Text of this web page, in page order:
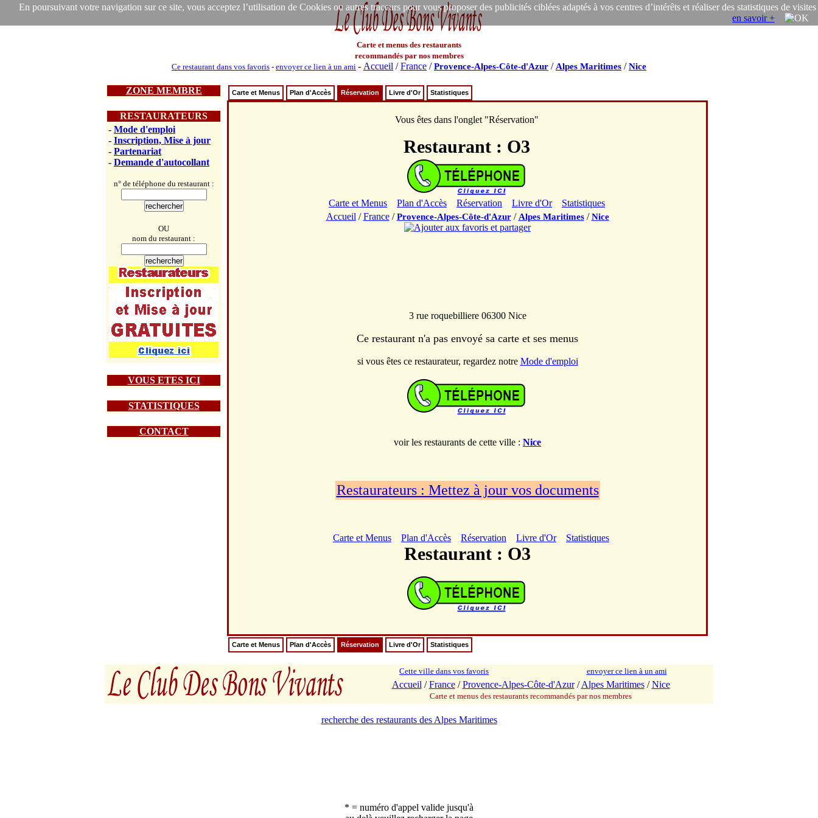
En poursuivant votre navigation sur ce site, vous acceptez l’utilisation de Cookies ou autres traceurs pour vous proposer des publicités ciblées adaptés à vos centres d’intérêts et réaliser des statistiques de visites
en savoir +
Carte et menus des restaurants
recommandés par nos membres
Ce restaurant dans vos favoris - envoyer ce lien à un ami - Accueil /France /Provence-Alpes-Côte-d'Azur / Alpes Maritimes /Nice
ZONE MEMBRE
RESTAURATEURS
- Mode d'emploi
- Inscription, Mise à jour
- Partenariat
- Demande d'autocollant
n° de téléphone du restaurant :
OU
nom du restaurant :
VOUS ETES ICI
STATISTIQUES
CONTACT
Carte et Menus Plan d'Accès Réservation Livre d'Or Statistiques
Vous êtes dans l'onglet "Réservation"
Restaurant : O3
Carte et Menus Plan d'Accès Réservation Livre d'Or
Statistiques
Accueil /France/Provence-Alpes-Côte-d'Azur/ Alpes Maritimes/Nice
3 rue roquebilliere 06300 Nice
Ce restaurant n'a pas envoyé sa carte et ses menus
si vous êtes ce restaurateur, regardez notre Mode d'emploi
voir les restaurants de cette ville : Nice
Restaurateurs : Mettez à jour vos documents
Carte et Menus Plan d'Accès Réservation Livre d'Or Statistiques
Restaurant : O3
Carte et Menus Plan d'Accès Réservation Livre d'Or Statistiques
Cette ville dans vos favoris envoyer ce lien à un ami
Accueil /France/Provence-Alpes-Côte-d'Azur/Alpes Maritimes/Nice
Carte et menus des restaurants recommandés par nos membres
recherche des restaurants des Alpes Maritimes
* = numéro d'appel valide jusqu'à